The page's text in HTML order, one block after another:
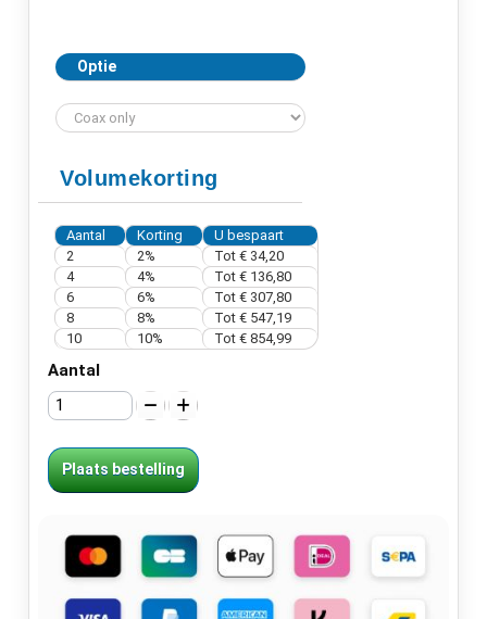
Optie
Volumekorting
Aantal Korting
U bespaart
2
2%
Tot € 34,20
4
4%
Tot € 136,80
6
6%
Tot € 307,80
8
8%
Tot € 547,19
10
10% Tot € 854,99
Aantal
Plaats bestelling